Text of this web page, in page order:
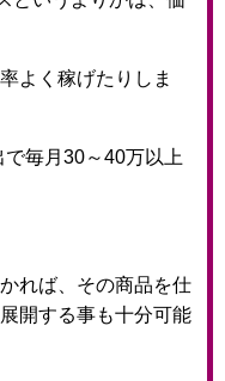
よく稼げたりしま
毎月30～40万以上
れば、その商品を仕
開する事も十分可能